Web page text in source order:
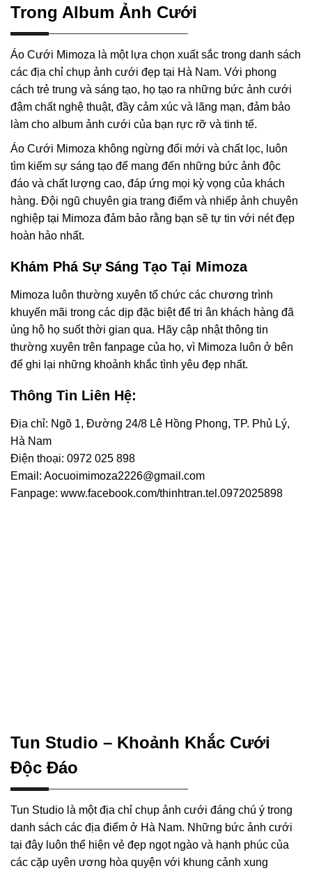
Trong Album Ảnh Cưới
Áo Cưới Mimoza là một lựa chọn xuất sắc trong danh sách
các địa chỉ chụp ảnh cưới đẹp tại Hà Nam. Với phong
cách trẻ trung và sáng tạo, họ tạo ra những bức ảnh cưới
đậm chất nghệ thuật, đầy cảm xúc và lãng mạn, đảm bảo
làm cho album ảnh cưới của bạn rực rỡ và tinh tế.
Áo Cưới Mimoza không ngừng đổi mới và chất lọc, luôn
tìm kiếm sự sáng tạo để mang đến những bức ảnh độc
đáo và chất lượng cao, đáp ứng mọi kỳ vọng của khách
hàng. Đội ngũ chuyên gia trang điểm và nhiếp ảnh chuyên
nghiệp tại Mimoza đảm bảo rằng bạn sẽ tự tin với nét đẹp
hoàn hảo nhất.
Khám Phá Sự Sáng Tạo Tại Mimoza
Mimoza luôn thường xuyên tổ chức các chương trình
khuyến mãi trong các dịp đặc biệt để tri ân khách hàng đã
ủng hộ họ suốt thời gian qua. Hãy cập nhật thông tin
thường xuyên trên fanpage của họ, vì Mimoza luôn ở bên
để ghi lại những khoảnh khắc tình yêu đẹp nhất.
Thông Tin Liên Hệ:
Địa chỉ: Ngõ 1, Đường 24/8 Lê Hồng Phong, TP. Phủ Lý,
Hà Nam
Điện thoại: 0972 025 898
Email: Aocuoimimoza2226@gmail.com
Fanpage: www.facebook.com/thinhtran.tel.0972025898
Tun Studio – Khoảnh Khắc Cưới
Độc Đáo
Tun Studio là một địa chỉ chụp ảnh cưới đáng chú ý trong
danh sách các địa điểm ở Hà Nam. Những bức ảnh cưới
tại đây luôn thể hiện vẻ đẹp ngọt ngào và hạnh phúc của
các cặp uyên ương hòa quyện với khung cảnh xung